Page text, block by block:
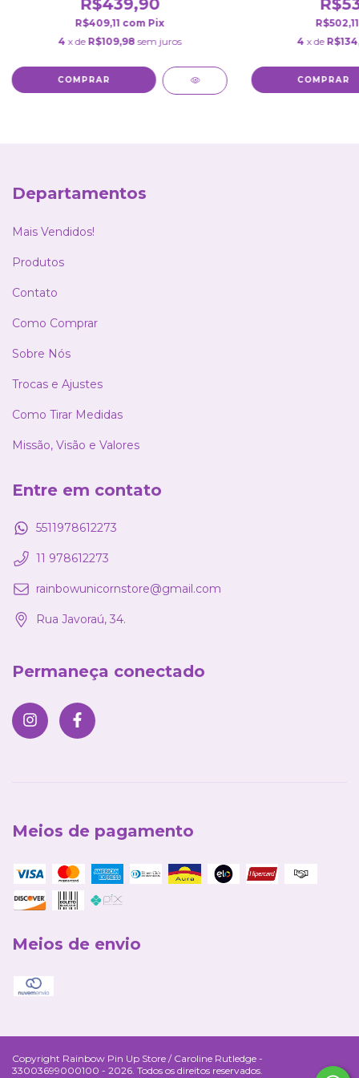
R$439,90
R$409,11 com Pix
4 x de R$109,98 sem juros
COMPRAR
4 x de
COMPRAR
Departamentos
Mais Vendidos!
Produtos
Contato
Como Comprar
Sobre Nós
Trocas e Ajustes
Como Tirar Medidas
Missão, Visão e Valores
Entre em contato
5511978612273
11 978612273
rainbowunicornstore@gmail.com
Rua Javoraú, 34.
Permaneça conectado
Meios de pagamento
Meios de envio
Copyright Rainbow Pin Up Store / Caroline Rutledge -
33003699000100 - 2026. Todos os direitos reservados.